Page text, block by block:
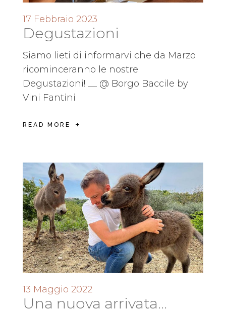
17 Febbraio 2023
Degustazioni
Siamo lieti di informarvi che da Marzo
ricominceranno le nostre
Degustazioni! __ @ Borgo Baccile by
Vini Fantini
READ MORE
13 Maggio 2022
Una nuova arrivata…